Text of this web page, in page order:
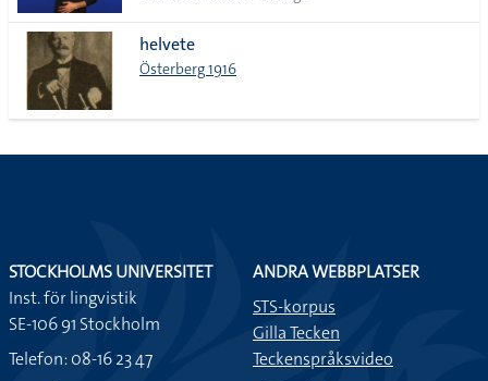
helvete
Österberg 1916
STOCKHOLMS UNIVERSITET
Inst. för lingvistik
SE-106 91 Stockholm
Telefon: 08-16 23 47
ANDRA WEBBPLATSER
STS-korpus
Gilla Tecken
Teckenspråksvideo